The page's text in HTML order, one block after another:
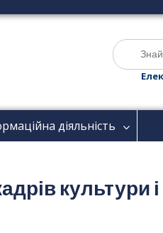
Ш
у
т
діяльність